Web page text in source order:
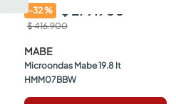
-32% $ 279.900
$ 416.900
MABE
Microondas Mabe 19.8 lt
HMM07BBW